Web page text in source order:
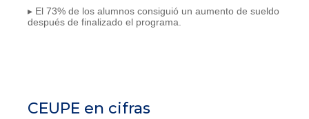
▸ El 73% de los alumnos consiguió un aumento de sueldo
después de finalizado el programa.
CEUPE en cifras